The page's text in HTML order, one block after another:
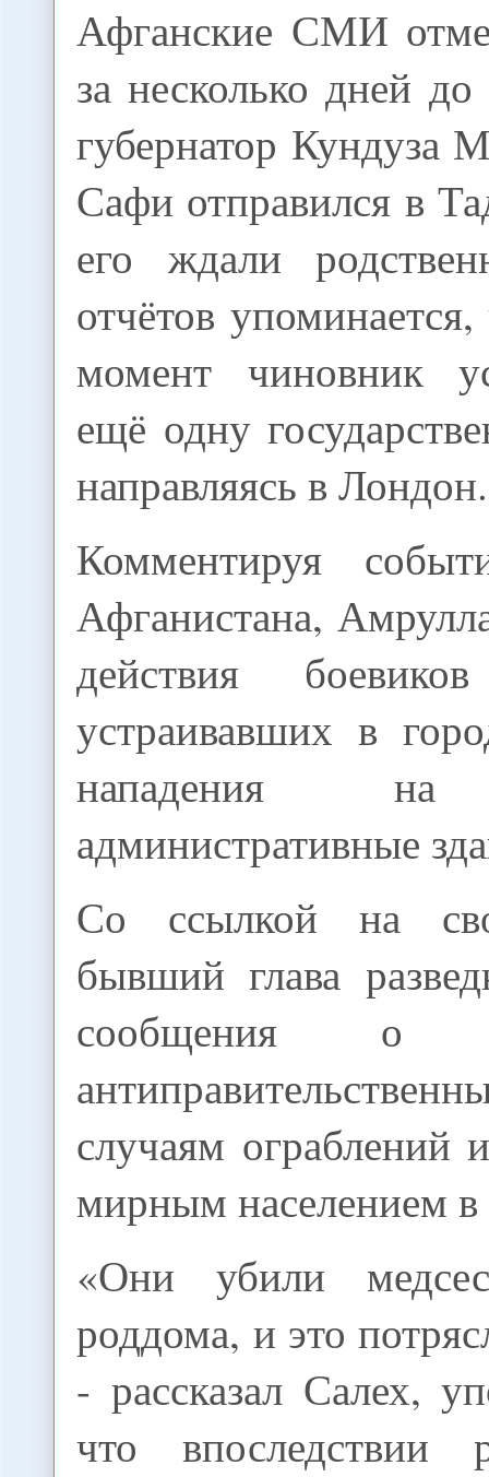
Афганские СМИ
за несколько дней
губернатор Кундуза
Сафи отправился в
его ждали
отчётов
момент чиновник
ещё одну
направляясь в Лондон.
Комментируя
Афганистана,
действия
устраивавших в
нападения на
административные
Со ссылкой на
бывший глава
сообщения о
случаям ограблений
мирным населением в
«Они убили
роддома, и это
- рассказал Салех,
что впоследствии